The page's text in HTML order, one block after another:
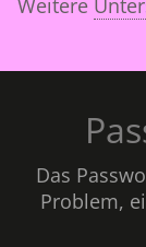
Weitere
Das
Problem,